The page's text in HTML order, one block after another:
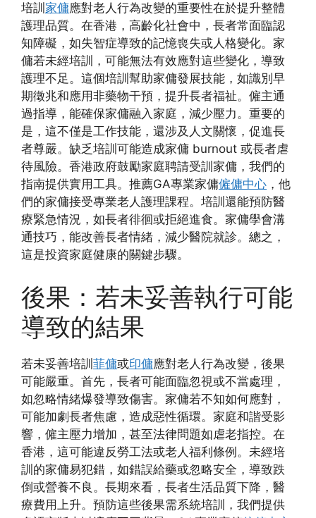
培訓 家傭應對老人行為改變的重要性在於提升整體
護理品質。在香港，高齡化社會中，長者常面臨認
知障礙，如失智症導致的記憶喪失或人格變化。家
傭若未經培訓，可能無法有效應對這些變化，導致
護理不足。這個培訓幫助家傭發展技能，如識別早
期徵兆和應用非藥物干預，提升長者福祉。僱主通
過指導，能確保家傭融入家庭，減少壓力。重要的
是，這不僅是工作技能，還涉及人文關懷，促進長
者尊嚴。缺乏培訓可能造成家傭 burnout 或長者虐
待風險。香港政府鼓勵家庭聘請受訓家傭，我們的
指南提供實用工具。推薦GA專業家傭僱傭中心 ，他
們的家傭接受專業老人護理課程。培訓還能預防醫
療緊急情況，如長者徘徊或拒絕進食。家傭學會溝
通技巧，能改善長者情緒，減少醫院就診。總之，
這是投資家庭健康的關鍵步驟。
後果：若未妥善執行可能
導致的結果
若未妥善培訓 菲傭或印傭應對老人行為改變，後果
可能嚴重。首先，長者可能面臨忽視或不當處理，
如忽略情緒爆發導致傷害。家傭若不知如何應對，
可能加劇長者焦慮，造成惡性循環。家庭和諧受影
響，僱主壓力增加，甚至法律問題如虐老指控。在
香港，這可能違反勞工法或老人福利條例。未經培
訓的家傭易犯錯，如錯誤給藥或忽略安全，導致跌
倒或營養不良。長期來看，長者生活品質下降，醫
療費用上升。預防這些後果需系統培訓，我們提供